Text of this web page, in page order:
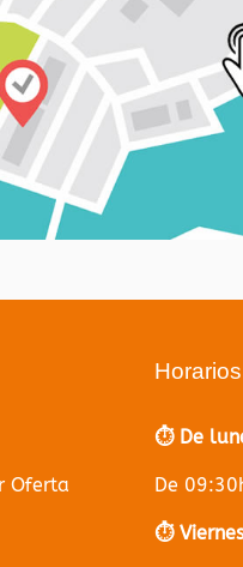
Oferta
⏱️ De
De
⏱️ Viernes